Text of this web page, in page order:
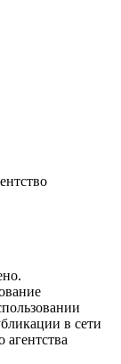
в сети